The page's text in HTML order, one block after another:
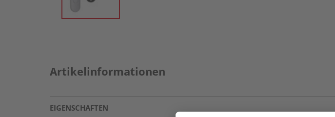
Artikelinformationen
EIGENSCHAFTEN